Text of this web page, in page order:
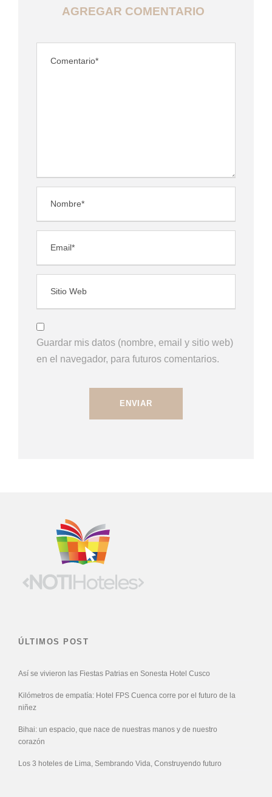
AGREGAR COMENTARIO
Guardar mis datos (nombre, email y sitio web)
en el navegador, para futuros comentarios.
ÚLTIMOS POST
Así se vivieron las Fiestas Patrias en Sonesta Hotel Cusco
Kilómetros de empatía: Hotel FPS Cuenca corre por el futuro de la
niñez
Bihai: un espacio, que nace de nuestras manos y de nuestro
corazón
Los 3 hoteles de Lima, Sembrando Vida, Construyendo futuro